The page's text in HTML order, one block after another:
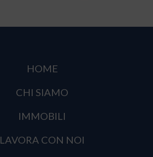
HOME
CHI SIAMO
IMMOBILI
LAVORA CON NOI